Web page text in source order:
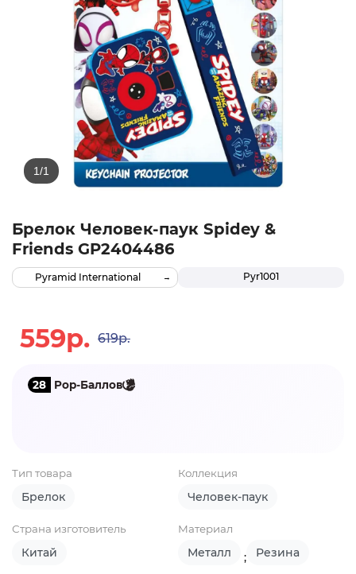
Брелок Человек-паук Spidey &
Friends GP2404486
Pyr1001
Pyramid International
559р. 619р.
28 Pop-Баллов
Тип товара
Брелок
Коллекция
Человек-паук
Страна изготовитель
Китай
Материал
Металл ; Резина